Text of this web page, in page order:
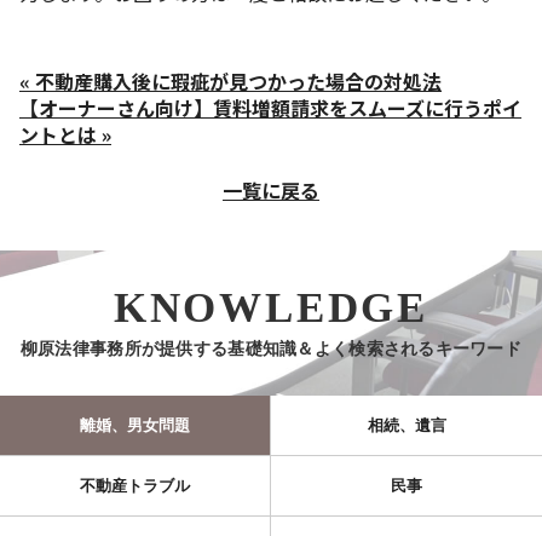
« 不動産購入後に瑕疵が見つかった場合の対処法
【オーナーさん向け】賃料増額請求をスムーズに行うポイ
ントとは »
一覧に戻る
KNOWLEDGE
柳原法律事務所が提供する基礎知識＆よく検索されるキーワード
離婚、男女問題 相続、遺言
不動産トラブル 民事